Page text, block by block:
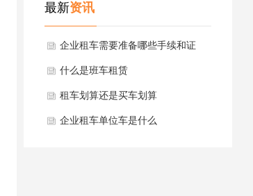
最新资讯
企业租车需要准备哪些手续和证
件？
什么是班车租赁
租车划算还是买车划算
企业租车单位车是什么